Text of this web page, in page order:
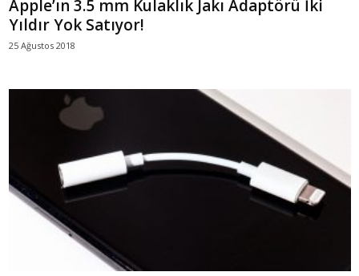
Apple’ın 3.5 mm Kulaklık Jakı Adaptörü İki
Yıldır Yok Satıyor!
25 Ağustos 2018